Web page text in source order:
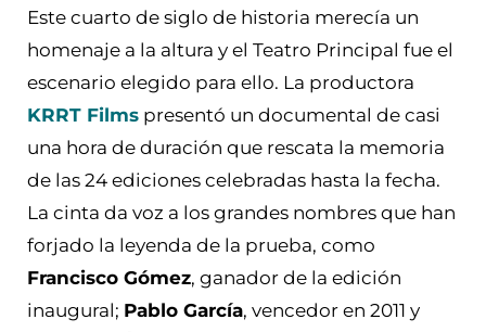
Este cuarto de siglo de historia merecía un
homenaje a la altura y el Teatro Principal fue el
escenario elegido para ello. La productora
KRRT Films presentó un documental de casi
una hora de duración que rescata la memoria
de las 24 ediciones celebradas hasta la fecha.
La cinta da voz a los grandes nombres que han
forjado la leyenda de la prueba, como
Francisco Gómez, ganador de la edición
inaugural; Pablo García, vencedor en 2011 y